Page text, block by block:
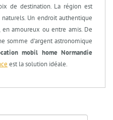
de destination. La région est
Un endroit authentique
amoureux ou entre amis. De
somme d’argent astronomique
mobil home Normandie
est la solution idéale.